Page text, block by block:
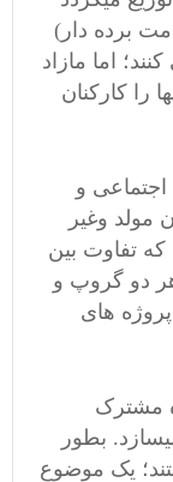
برده دار)
اما مازاد
را کارکنان
و
مولد وغیر
که تفاوت بین
دو گروپ و
های
مشترک
بطور
یک موضوع